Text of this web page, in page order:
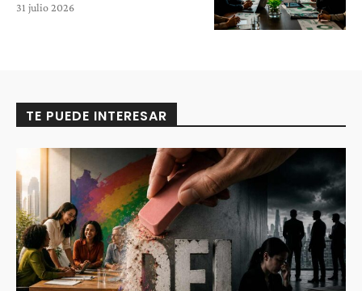
31 julio 2026
TE PUEDE INTERESAR